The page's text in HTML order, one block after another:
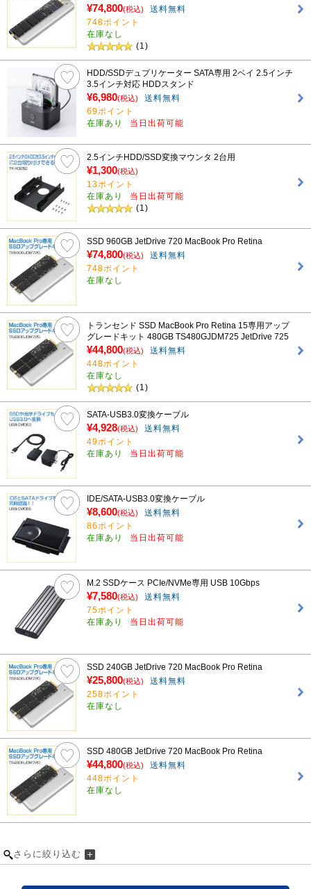
¥74,800(税込)
送料無料
748ポイント
在庫なし
(1)
HDD/SSDデュプリケーター SATA専用 2ベイ 2.5インチ
3.5インチ対応 HDDスタンド
¥6,980(税込)
送料無料
69ポイント
在庫あり
当日出荷可能
2.5インチHDD/SSD変換マウンタ 2台用
¥1,300(税込)
13ポイント
在庫あり
当日出荷可能
(1)
SSD 960GB JetDrive 720 MacBook Pro Retina
¥74,800(税込)
送料無料
748ポイント
在庫なし
トランセンド SSD MacBook Pro Retina 15専用アップ
グレードキット 480GB TS480GJDM725 JetDrive 725
¥44,800(税込)
送料無料
448ポイント
在庫なし
(1)
SATA-USB3.0変換ケーブル
¥4,928(税込)
送料無料
49ポイント
在庫あり
当日出荷可能
IDE/SATA-USB3.0変換ケーブル
¥8,600(税込)
送料無料
86ポイント
在庫あり
当日出荷可能
M.2 SSDケース PCIe/NVMe専用 USB 10Gbps
¥7,580(税込)
送料無料
75ポイント
在庫あり
当日出荷可能
SSD 240GB JetDrive 720 MacBook Pro Retina
¥25,800(税込)
送料無料
258ポイント
在庫なし
SSD 480GB JetDrive 720 MacBook Pro Retina
¥44,800(税込)
送料無料
448ポイント
在庫なし
さらに絞り込む